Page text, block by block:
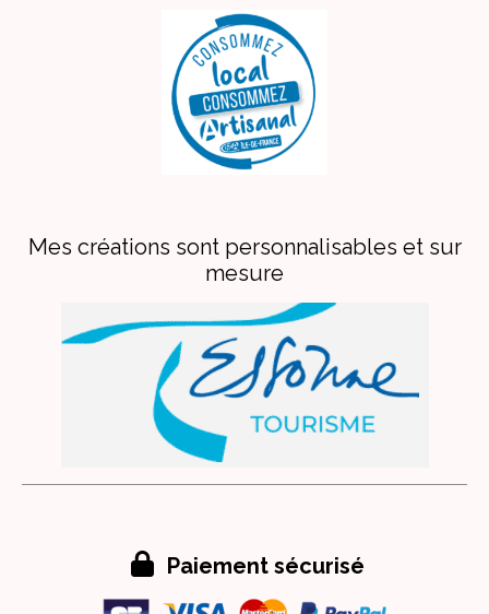
Mes créations sont personnalisables et sur
mesure
 Paiement sécurisé